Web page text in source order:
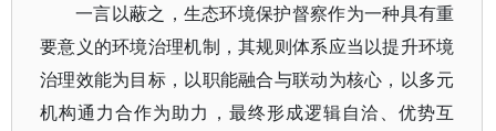
一言以蔽之，生态环境保护督察作为一种具有重
要意义的环境治理机制，其规则体系应当以提升环境
治理效能为目标，以职能融合与联动为核心，以多元
机构通力合作为助力，最终形成逻辑自洽、优势互